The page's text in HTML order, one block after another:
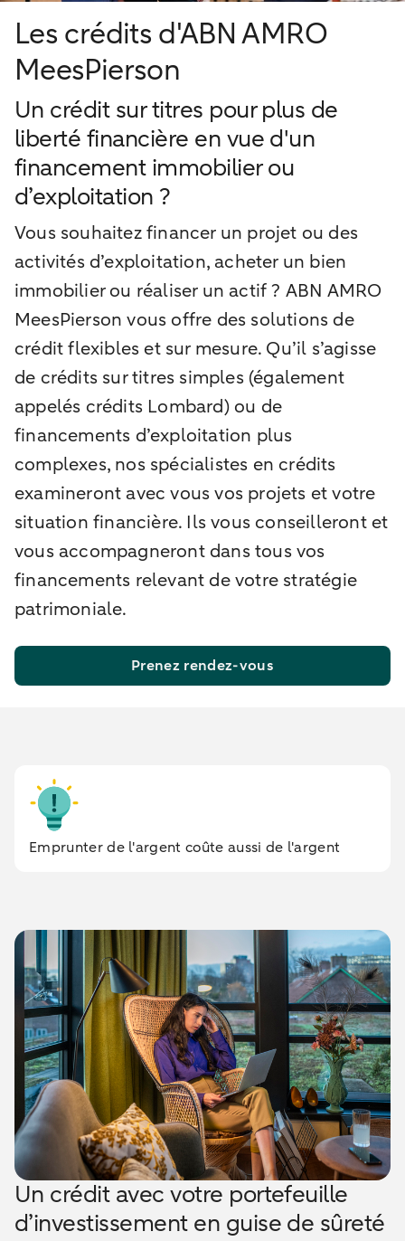
Les crédits d'ABN AMRO
MeesPierson
Un crédit sur titres pour plus de
liberté financière en vue d'un
financement immobilier ou
d’exploitation ?
Vous souhaitez financer un projet ou des
activités d’exploitation, acheter un bien
immobilier ou réaliser un actif ? ABN AMRO
MeesPierson vous offre des solutions de
crédit flexibles et sur mesure. Qu’il s’agisse
de crédits sur titres simples (également
appelés crédits Lombard) ou de
financements d’exploitation plus
complexes, nos spécialistes en crédits
examineront avec vous vos projets et votre
situation financière. Ils vous conseilleront et
vous accompagneront dans tous vos
financements relevant de votre stratégie
patrimoniale.
Prenez rendez-vous
Emprunter de l'argent coûte aussi de l'argent
Un crédit avec votre portefeuille
d’investissement en guise de sûreté